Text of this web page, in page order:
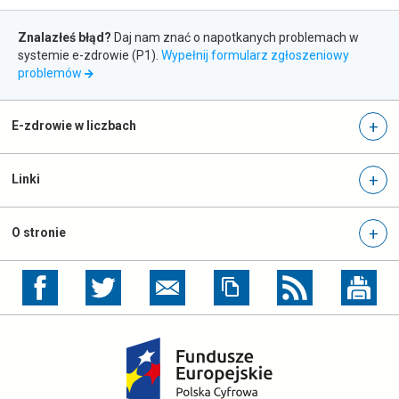
newslettera
Zgłaszanie
błędów
Znalazłeś błąd? Daj nam znać o napotkanych problemach w
systemie e-zdrowie (P1). Wypełnij formularz zgłoszeniowy
problemów
otwiera
nowej
E-zdrowie w liczbach
Linki
O stronie
otwiera
w
otwiera
w
karcie
w